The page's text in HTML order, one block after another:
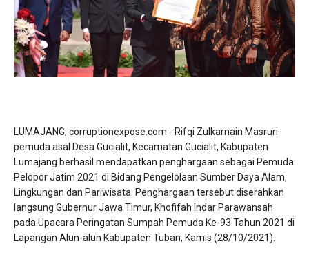
LUMAJANG, corruptionexpose.com - Rifqi Zulkarnain Masruri
pemuda asal Desa Gucialit, Kecamatan Gucialit, Kabupaten
Lumajang berhasil mendapatkan penghargaan sebagai Pemuda
Pelopor Jatim 2021 di Bidang Pengelolaan Sumber Daya Alam,
Lingkungan dan Pariwisata. Penghargaan tersebut diserahkan
langsung Gubernur Jawa Timur, Khofifah Indar Parawansah
pada Upacara Peringatan Sumpah Pemuda Ke-93 Tahun 2021 di
Lapangan Alun-alun Kabupaten Tuban, Kamis (28/10/2021).